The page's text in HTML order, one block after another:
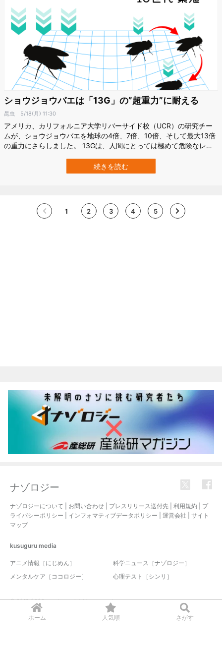
ホーム 人気順 さがす
ショウジョウバエは「13G」の”超重力”に耐える
昆虫 5/18(月) 11:30
アメリカ、カリフォルニア大学リバーサイド校（UCR）の研究チー
ムが、ショウジョウバエを地球の4倍、7倍、10倍、そして最大13倍
の重力にさらしました。 13Gは、人間にとっては極めて危険なレベ
験を生き延びました。 さらに4Gと7Gでは、卵から成虫まで超重力
下で育てる長期実験も行われ、一部の系統は10世代にわたって繁殖
続きを読む
1 2 3 4 5
ナゾロジー
ナゾロジーについて お問い合わせ プレスリリース送付先 利用規約
プ
ライバシーポリシー
インフォマティブデータポリシー 運営会社
サイト
マップ
kusuguru media
アニメ情報［にじめん］
科学ニュース［ナゾロジー］
メンタルケア［ココロジー］
心理テスト［シンリ］
© 2017-2026 nazology. all rights reserved.